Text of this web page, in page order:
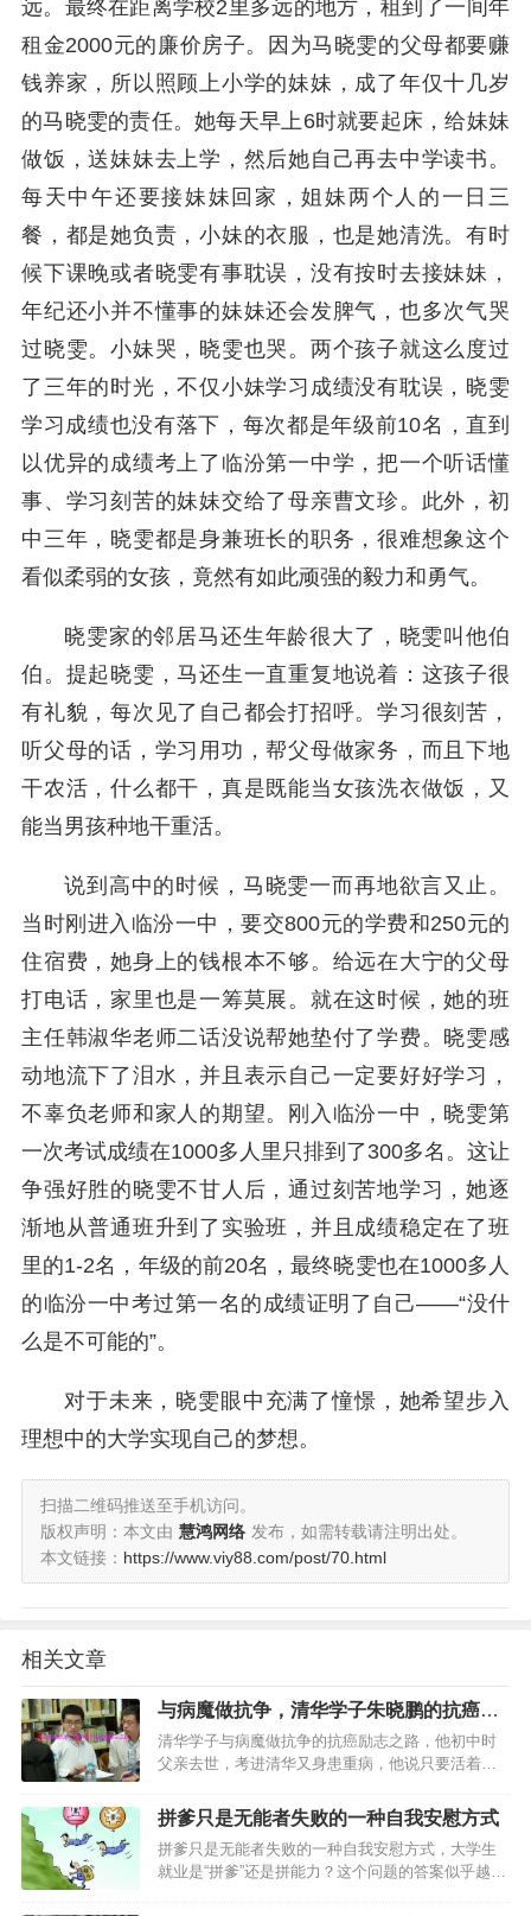
远。最终在距离学校2里多远的地方，租到了一间年
租金2000元的廉价房子。因为马晓雯的父母都要赚
钱养家，所以照顾上小学的妹妹，成了年仅十几岁
的马晓雯的责任。她每天早上6时就要起床，给妹妹
做饭，送妹妹去上学，然后她自己再去中学读书。
每天中午还要接妹妹回家，姐妹两个人的一日三
餐，都是她负责，小妹的衣服，也是她清洗。有时
候下课晚或者晓雯有事耽误，没有按时去接妹妹，
年纪还小并不懂事的妹妹还会发脾气，也多次气哭
过晓雯。小妹哭，晓雯也哭。两个孩子就这么度过
了三年的时光，不仅小妹学习成绩没有耽误，晓雯
学习成绩也没有落下，每次都是年级前10名，直到
以优异的成绩考上了临汾第一中学，把一个听话懂
事、学习刻苦的妹妹交给了母亲曹文珍。此外，初
中三年，晓雯都是身兼班长的职务，很难想象这个
看似柔弱的女孩，竟然有如此顽强的毅力和勇气。
晓雯家的邻居马还生年龄很大了，晓雯叫他伯
伯。提起晓雯，马还生一直重复地说着：这孩子很
有礼貌，每次见了自己都会打招呼。学习很刻苦，
听父母的话，学习用功，帮父母做家务，而且下地
干农活，什么都干，真是既能当女孩洗衣做饭，又
能当男孩种地干重活。
说到高中的时候，马晓雯一而再地欲言又止。
当时刚进入临汾一中，要交800元的学费和250元的
住宿费，她身上的钱根本不够。给远在大宁的父母
打电话，家里也是一筹莫展。就在这时候，她的班
主任韩淑华老师二话没说帮她垫付了学费。晓雯感
动地流下了泪水，并且表示自己一定要好好学习，
不辜负老师和家人的期望。刚入临汾一中，晓雯第
一次考试成绩在1000多人里只排到了300多名。这让
争强好胜的晓雯不甘人后，通过刻苦地学习，她逐
渐地从普通班升到了实验班，并且成绩稳定在了班
里的1-2名，年级的前20名，最终晓雯也在1000多人
的临汾一中考过第一名的成绩证明了自己——“没什
么是不可能的”。
对于未来，晓雯眼中充满了憧憬，她希望步入
理想中的大学实现自己的梦想。
扫描二维码推送至手机访问。
版权声明：本文由 慧鸿网络 发布，如需转载请注明出处。
本文链接： https://www.viy88.com/post/70.html
相关文章
与病魔做抗争，清华学子朱晓鹏的抗癌励
志之路
清华学子与病魔做抗争的抗癌励志之路，他初中时
父亲去世，考进清华又身患重病，他说只要活着就
拼爹只是无能者失败的一种自我安慰方式
拼爹只是无能者失败的一种自我安慰方式，大学生
就业是“拼爹”还是拼能力？这个问题的答案似乎越来